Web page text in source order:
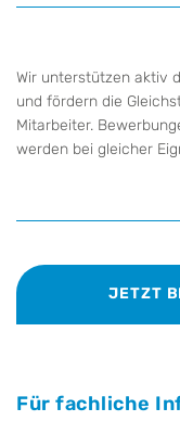
Wir unterstützen aktiv
und fördern die
Mitarbeiter.
werden bei gleicher
JETZT
Für fachliche